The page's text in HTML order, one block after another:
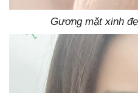
Gương mặt xinh